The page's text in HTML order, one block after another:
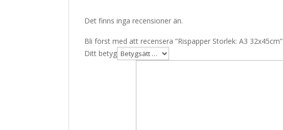
Det finns inga recensioner än.
Bli först med att recensera ”Rispapper Storlek: A3 32x45cm”
Ditt betyg